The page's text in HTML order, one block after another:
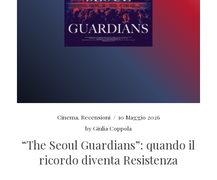
Cinema, Recensioni / 10 Maggio 2026
byGiulia Coppola
“The Seoul Guardians”: quando il
ricordo diventa Resistenza